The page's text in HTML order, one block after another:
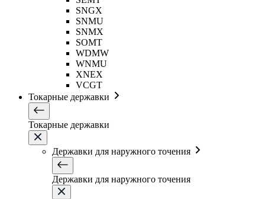
SNGX
SNMU
SNMX
SOMT
WDMW
WNMU
XNEX
VCGT
Токарные державки
Токарные державки
Державки для наружного точения
Державки для наружного точения